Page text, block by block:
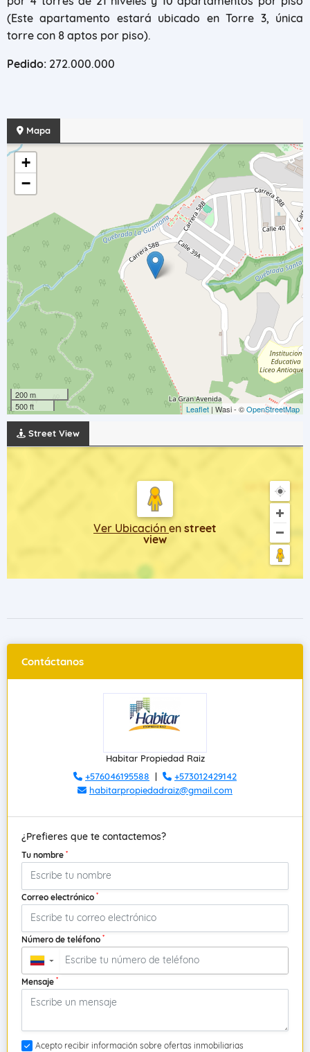
(Este apartamento estará ubicado en Torre 3, única
torre con 8 aptos por piso).
Pedido: 272.000.000
Mapa
+
−
200 m
500 ft
Leaflet | Wasi - ©OpenStreetMap
Street View
Ver Ubicación en street
view
Contáctanos
Habitar Propiedad Raiz
+576046195588 |
+573012429142
habitarpropiedadraiz@gmail.com
¿Prefieres que te contactemos?
Tu nombre *
Correo electrónico *
Número de teléfono *
▼
Mensaje *
Acepto recibir información sobre ofertas inmobiliarias